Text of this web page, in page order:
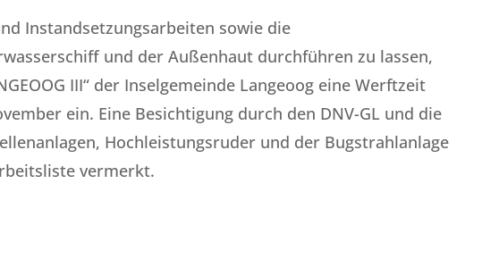
Instandsetzungsarbeiten sowie die
und der Außenhaut durchführen zu lassen,
III“ der Inselgemeinde Langeoog eine Werftzeit
ein. Eine Besichtigung durch den DNV-GL und die
Hochleistungsruder und der Bugstrahlanlage
vermerkt.